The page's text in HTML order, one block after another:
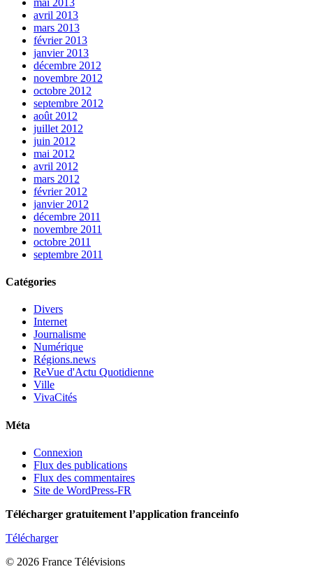
avril 2013
mars 2013
février 2013
janvier 2013
décembre 2012
novembre 2012
octobre 2012
septembre 2012
août 2012
juillet 2012
juin 2012
mai 2012
avril 2012
mars 2012
février 2012
janvier 2012
décembre 2011
novembre 2011
octobre 2011
septembre 2011
Catégories
Divers
Internet
Journalisme
Numérique
Régions.news
ReVue d'Actu Quotidienne
Ville
VivaCités
Méta
Connexion
Flux des publications
Flux des commentaires
Site de WordPress-FR
Télécharger gratuitement l’application franceinfo
Télécharger
© 2026 France Télévisions